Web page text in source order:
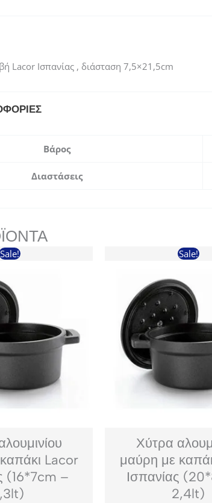
Lacor Ισπανίας , διάσταση 7,5×21,5cm
Βάρος
Διαστάσεις
Sale!
Lacor
(16*7cm –
Sale!
Χύτρα
μαύρη με
Ισπανίας
2,4lt)